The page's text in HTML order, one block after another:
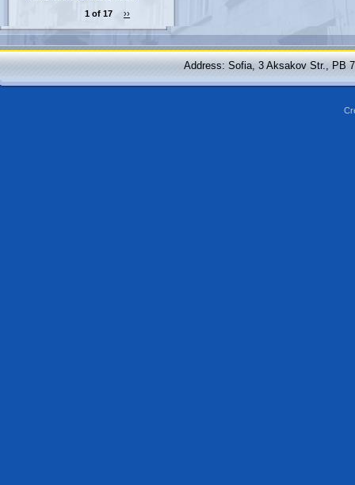
1 of 17
››
Address: Sofia, 3 Aksakov Str., PB